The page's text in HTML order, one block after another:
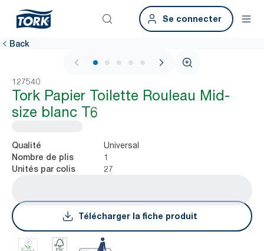
Se connecter
Back
1 / 5
127540
Tork Papier Toilette Rouleau Mid-
size blanc T6
Qualité Universal
Nombre de plis 1
Unités par colis 27
Télécharger la fiche produit